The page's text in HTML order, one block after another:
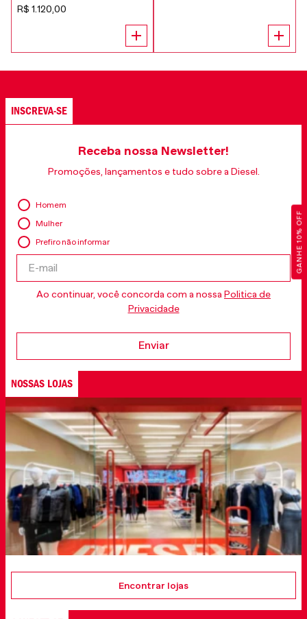
GANHE 10% OFF
R$ 1 120 00
INSCREVA-SE
Receba nossa Newsletter!
Promoções, lançamentos e tudo sobre a Diesel.
Homem
Mulher
Prefiro não informar
Ao continuar, você concorda com a nossa Politica de
Privacidade
Enviar
NOSSAS LOJAS
Encontrar lojas